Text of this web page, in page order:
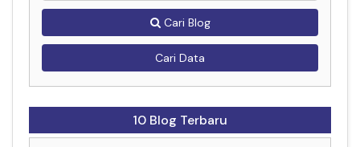
Cari Blog
Cari Data
10 Blog Terbaru